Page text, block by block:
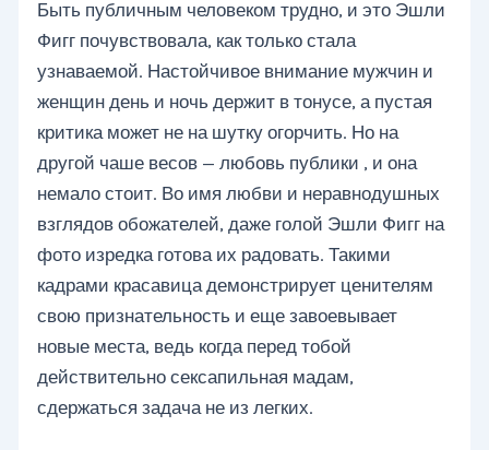
Быть публичным человеком трудно, и это Эшли
Фигг почувствовала, как только стала
узнаваемой. Настойчивое внимание мужчин и
женщин день и ночь держит в тонусе, а пустая
критика может не на шутку огорчить. Но на
другой чаше весов — любовь публики , и она
немало стоит. Во имя любви и неравнодушных
взглядов обожателей, даже голой Эшли Фигг на
фото изредка готова их радовать. Такими
кадрами красавица демонстрирует ценителям
свою признательность и еще завоевывает
новые места, ведь когда перед тобой
действительно сексапильная мадам,
сдержаться задача не из легких.